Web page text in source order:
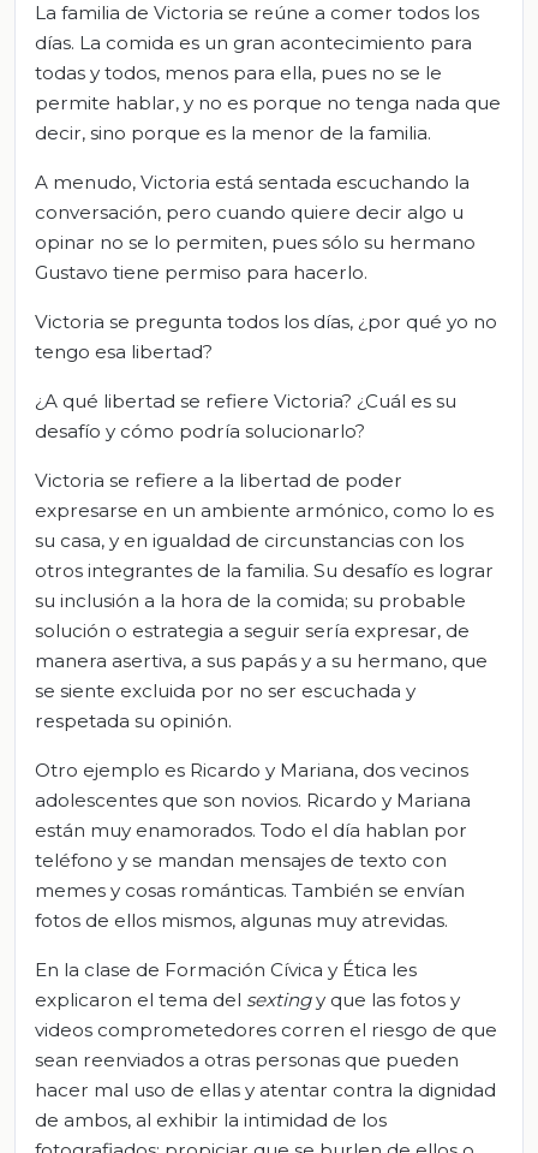
La familia de Victoria se reúne a comer todos los
días. La comida es un gran acontecimiento para
todas y todos, menos para ella, pues no se le
permite hablar, y no es porque no tenga nada que
decir, sino porque es la menor de la familia.
A menudo, Victoria está sentada escuchando la
conversación, pero cuando quiere decir algo u
opinar no se lo permiten, pues sólo su hermano
Gustavo tiene permiso para hacerlo.
Victoria se pregunta todos los días, ¿por qué yo no
tengo esa libertad?
¿A qué libertad se refiere Victoria? ¿Cuál es su
desafío y cómo podría solucionarlo?
Victoria se refiere a la libertad de poder
expresarse en un ambiente armónico, como lo es
su casa, y en igualdad de circunstancias con los
otros integrantes de la familia. Su desafío es lograr
su inclusión a la hora de la comida; su probable
solución o estrategia a seguir sería expresar, de
manera asertiva, a sus papás y a su hermano, que
se siente excluida por no ser escuchada y
respetada su opinión.
Otro ejemplo es Ricardo y Mariana, dos vecinos
adolescentes que son novios. Ricardo y Mariana
están muy enamorados. Todo el día hablan por
teléfono y se mandan mensajes de texto con
memes y cosas románticas. También se envían
fotos de ellos mismos, algunas muy atrevidas.
En la clase de Formación Cívica y Ética les
explicaron el tema del sextingy que las fotos y
videos comprometedores corren el riesgo de que
sean reenviados a otras personas que pueden
hacer mal uso de ellas y atentar contra la dignidad
de ambos, al exhibir la intimidad de los